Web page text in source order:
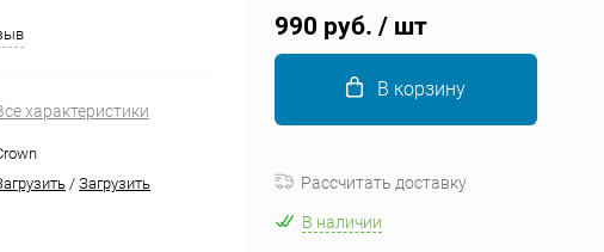
характеристики
/ Загрузить
990 руб. / шт
В корзину
Рассчитать доставку
В наличии